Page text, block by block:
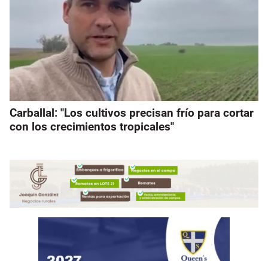
Carballal: "Los cultivos precisan frío para cortar
con los crecimientos tropicales"